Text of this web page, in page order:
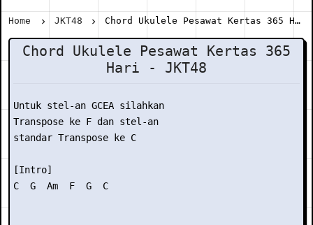
Home JKT48 Chord Ukulele Pesawat Kertas 365 Hari - JKT48
Chord Ukulele Pesawat Kertas 365
Hari - JKT48
Untuk stel-an GCEA silahkan
Transpose ke F dan stel-an
standar Transpose ke C
[Intro]
C  G  Am  F  G  C